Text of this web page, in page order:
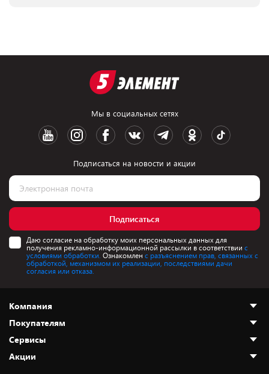
Мы в социальных сетях
Подписаться на новости и акции
Подписаться
Даю согласие на обработку моих персональных данных для
получения рекламно-информационной рассылки в соответствии с
условиями обработки. Ознакомлен с разъяснением прав, связанных с
обработкой, механизмом их реализации, последствиями дачи
согласия или отказа.
Компания
О нас
Адреса магазинов
Новости
Покупателям
Как сделать заказ
Оплата и доставка
Сервисы
Акции